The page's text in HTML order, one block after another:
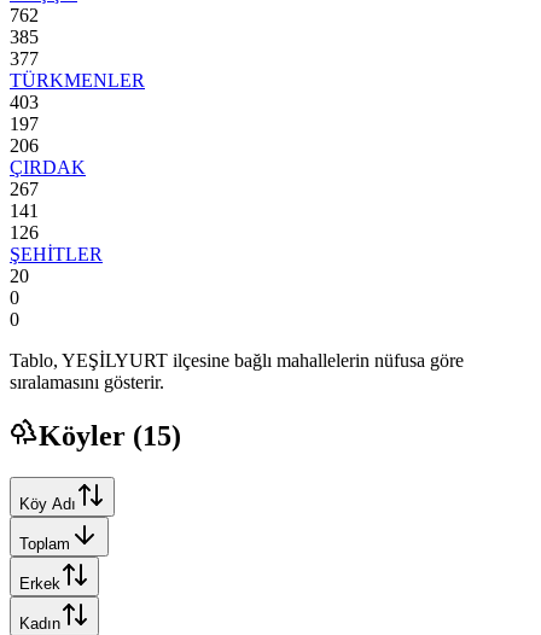
762
385
377
TÜRKMENLER
403
197
206
ÇIRDAK
267
141
126
ŞEHİTLER
20
0
0
Tablo, YEŞİLYURT ilçesine bağlı mahallelerin nüfusa göre
sıralamasını gösterir.
Köyler (15)
Köy Adı
Toplam
Erkek
Kadın